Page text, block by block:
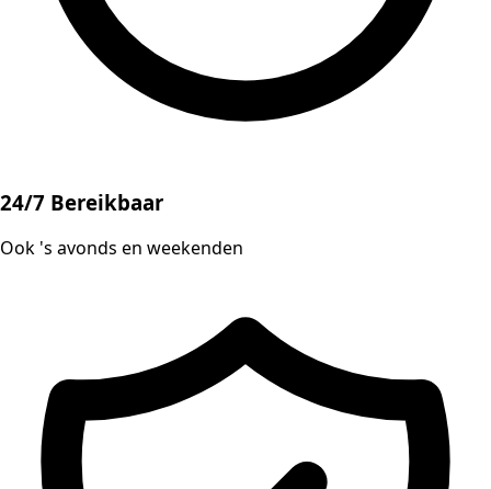
24/7 Bereikbaar
Ook 's avonds en weekenden